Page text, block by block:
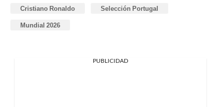
Cristiano Ronaldo Selección Portugal
Mundial 2026
PUBLICIDAD